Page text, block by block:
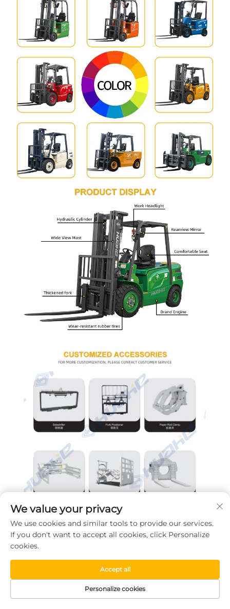
We value your privacy
We use cookies and similar tools to provide our services.
If you don't want to accept all cookies, click Personalize
cookies.
Personalize cookies
Accept all